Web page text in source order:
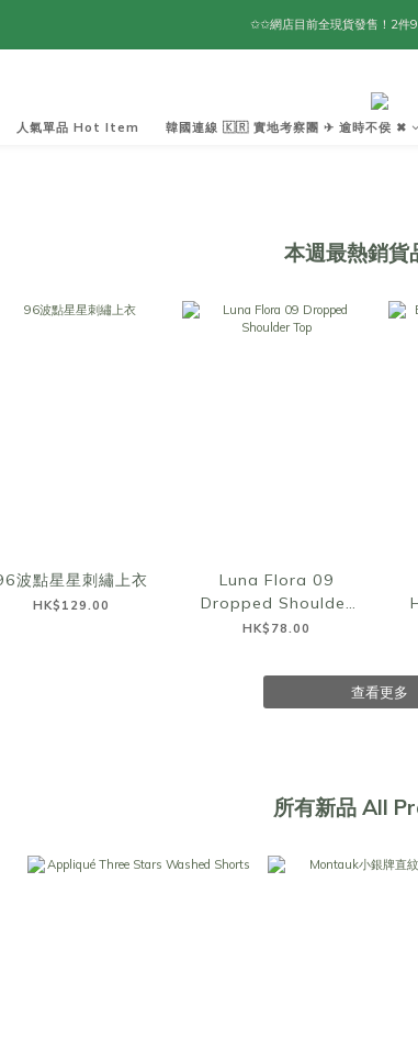
✩✩網店目前全現貨發售！2
人氣單品 Hot Item 韓國連線 🇰🇷 實地考察團 ✈ 逾時不侯 ✖︎
本週最熱銷
波點星星刺繡上衣
HK$129.00
Luna Flora 09
Dropped Shoulder
Top
HK$78.00
查看更多
所有新品 All